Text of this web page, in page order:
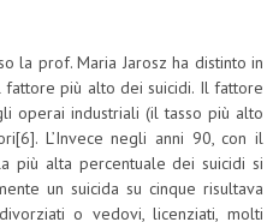
la prof. Maria Jarosz ha distinto in
più alto dei suicidi. Il fattore
operai industriali (il tasso più alto
L’Invece negli anni 90, con il
più alta percentuale dei suicidi si
un suicida su cinque risultava
o vedovi, licenziati, molti